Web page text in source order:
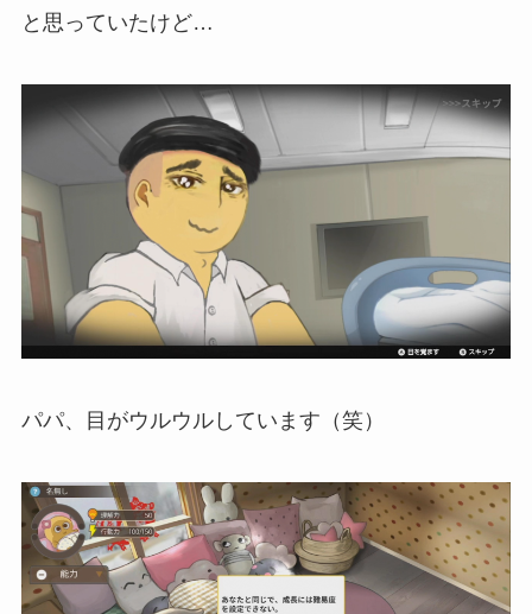
と思っていたけど…
パパ、目がウルウルしています（笑）